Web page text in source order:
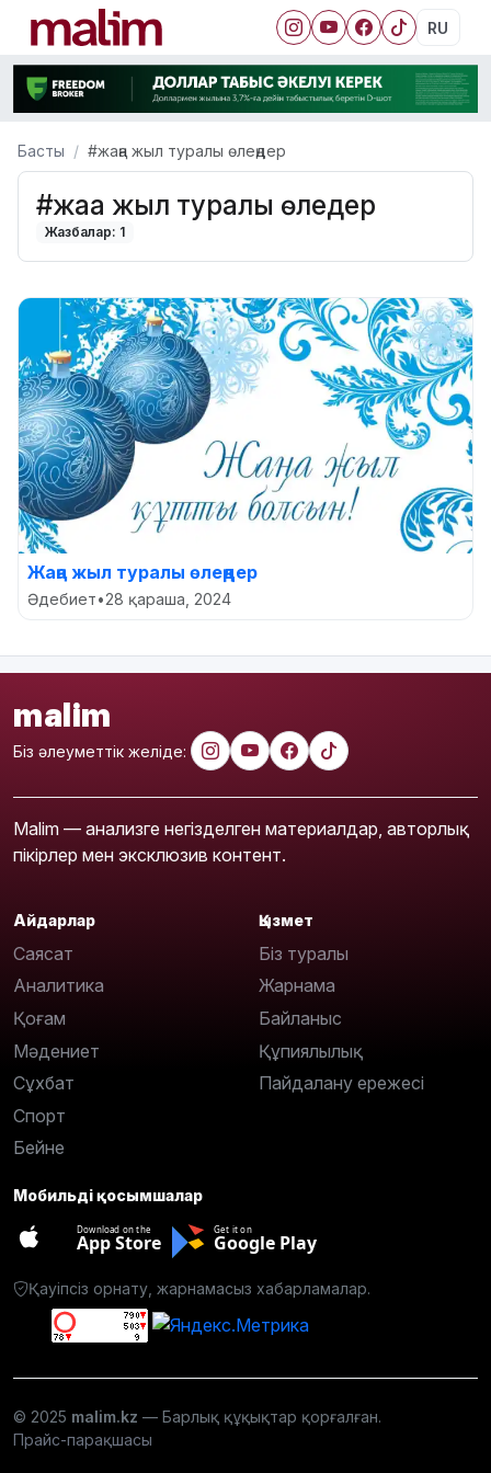
RU
Басты #жаңа жыл туралы өлеңдер
#жаңа жыл туралы өлеңдер
Жазбалар: 1
Жаңа жыл туралы өлеңдер
Әдебиет•28 қараша, 2024
malim
Біз әлеуметтік желіде:
Malim — анализге негізделген материалдар, авторлық
пікірлер мен эксклюзив контент.
Айдарлар
Саясат
Аналитика
Қоғам
Мәдениет
Сұхбат
Спорт
Бейне
Қызмет
Біз туралы
Жарнама
Байланыс
Құпиялылық
Пайдалану ережесі
Мобильді қосымшалар
Download on the
App Store
Get it on
Google Play
Қауіпсіз орнату, жарнамасыз хабарламалар.
© 2025 malim.kz — Барлық құқықтар қорғалған.
Прайс-парақшасы